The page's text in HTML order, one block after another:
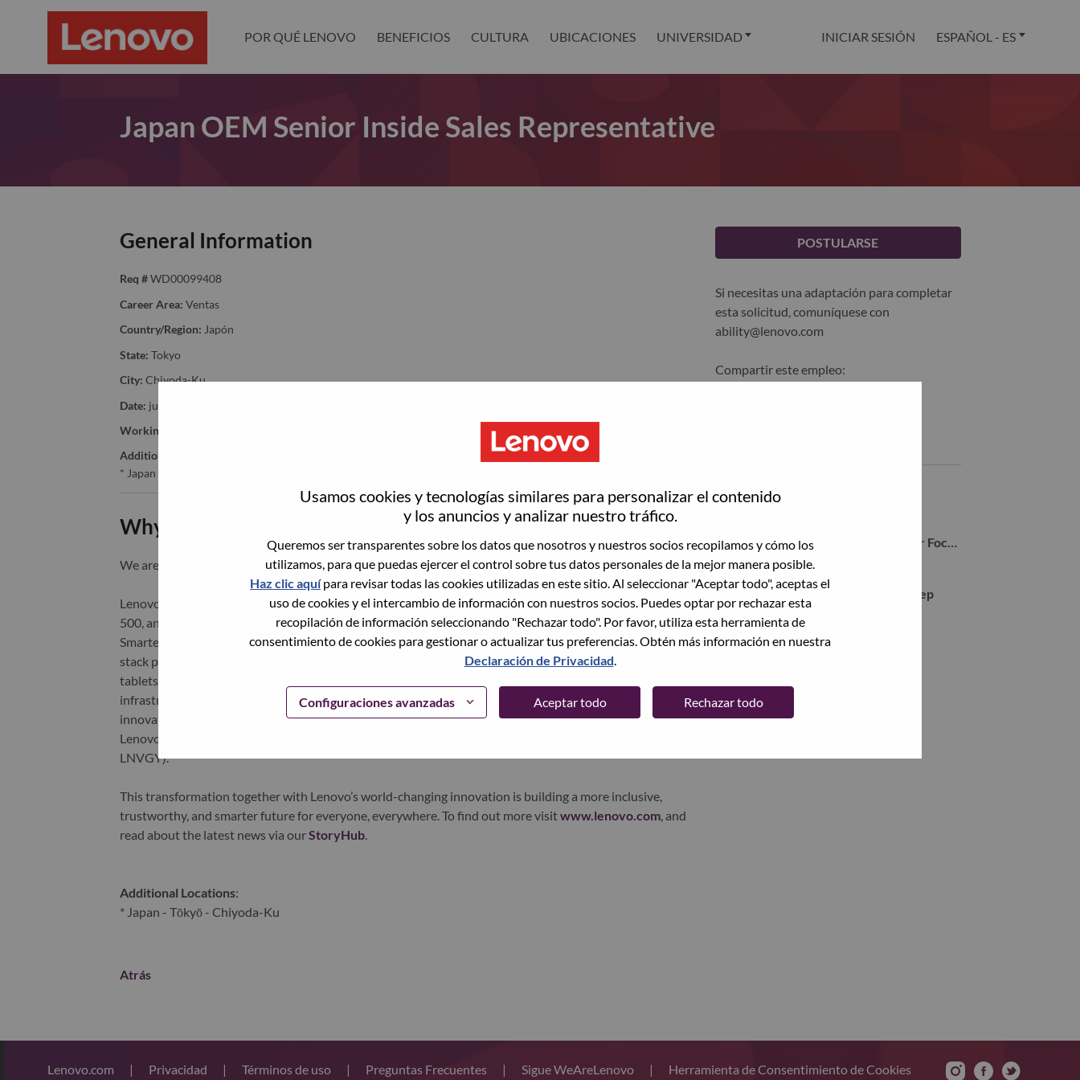
Usamos cookies y tecnologías similares para personalizar el contenido
y los anuncios y analizar nuestro tráfico.
Queremos ser transparentes sobre los datos que nosotros y nuestros socios recopilamos y cómo los
utilizamos, para que puedas ejercer el control sobre tus datos personales de la mejor manera posible.
Haz clic aquípara revisar todas las cookies utilizadas en este sitio. Al seleccionar "Aceptar todo", aceptas el
uso de cookies y el intercambio de información con nuestros socios. Puedes optar por rechazar esta
recopilación de información seleccionando "Rechazar todo". Por favor, utiliza esta herramienta de
consentimiento de cookies para gestionar o actualizar tus preferencias. Obtén más información en nuestra
Declaración de Privacidad.
Configuraciones avanzadas Aceptar todo Rechazar todo
POR QUÉ LENOVO BENEFICIOS CULTURA UBICACIONES UNIVERSIDAD INICIAR SESIÓN ESPAÑOL - ES
Japan OEM Senior Inside Sales Representative
General Information
Req # WD00099408
Career Area: Ventas
Country/Region: Japón
State: Tokyo
City: Chiyoda-Ku
Date: jueves, Mayo 28, 2026
Working Time:
Additional Locations
* Japan - Tōkyō - Chiyoda-Ku
Why Work at Lenovo
We are Lenovo. We do what we say. We own what we do. We WOW our customers.
Lenovo is a US$83 billion revenue global technology powerhouse, ranked #153 in the Fortune Global
500, and serving millions of customers every day in 180 markets. Focused on a bold vision to deliver
Smarter Technology for All, Lenovo has built on its success as the world’s largest PC company with a full-
stack portfolio of AI-enabled, AI-ready, and AI-optimized devices (PCs, workstations, smartphones,
tablets), infrastructure (server, storage, edge, high performance computing and software defined
infrastructure), software, solutions, and services. Lenovo’s continued investment in world-changing
innovation is building a more equitable, trustworthy, and smarter future for everyone, everywhere.
Lenovo is listed on the Hong Kong stock exchange under Lenovo Group Limited (HKSE: 992) (ADR:
LNVGY).
This transformation together with Lenovo’s world-changing innovation is building a more inclusive,
trustworthy, and smarter future for everyone, everywhere. To find out more visitwww.lenovo.com, and
read about the latest news via ourStoryHub.
Additional Locations:
* Japan - Tōkyō - Chiyoda-Ku
Atrás
POSTULARSE
Si necesitas una adaptación para completar
esta solicitud, comuníquese con
ability@lenovo.com
Compartir este empleo:
Senior Account Executive
Inside Sales Representative (Partner Focused)
Chiyoda-Ku, Tokyo, Japón,
WD00100076 Web Inbound Sales Rep
Chiyoda-Ku, Tokyo, Japón,
WD00101472 Inside Account Rep
Ver todas
Lenovo.com | Privacidad | Términos de uso | Preguntas Frecuentes | Sigue WeAreLenovo | Herramienta de Consentimiento de Cookies